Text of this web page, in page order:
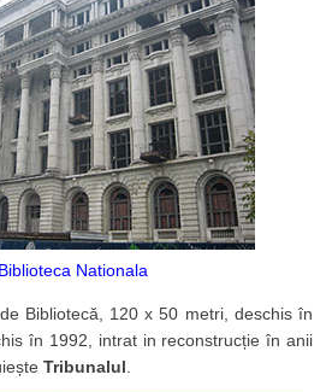
Bibliotecă, 120 x 50 metri, deschis în
în 1992, intrat in reconstrucție în anii
Tribunalul